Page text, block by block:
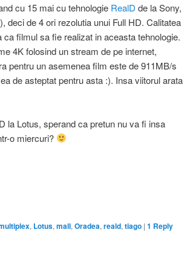
cu 15 mai cu tehnologie RealD de la Sony,
deci de 4 ori rezolutia unui Full HD. Calitatea
filmul sa fie realizat in aceasta tehnologie.
4K folosind un stream de pe internet,
pentru un asemenea film este de 911MB/s
de asteptat pentru asta :). Insa viitorul arata
la Lotus, sperand ca pretun nu va fi insa
o miercuri?
, Lotus, mall, Oradea, reald, tiago | 1 Reply